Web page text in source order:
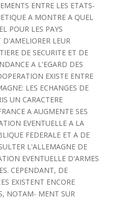
ENTRE LES ETATS-
A MONTRE A QUEL
POUR LES PAYS
LEUR
DE SECURITE ET DE
A L'EGARD DES
EXISTE ENTRE
LES ECHANGES DE
UN CARACTERE
A AUGMENTE SES
EVENTUELLE A LA
FEDERALE ET A DE
L'ALLEMAGNE DE
EVENTUELLE D'ARMES
CEPENDANT, DE
EXISTENT ENCORE
NOTAM- MENT SUR